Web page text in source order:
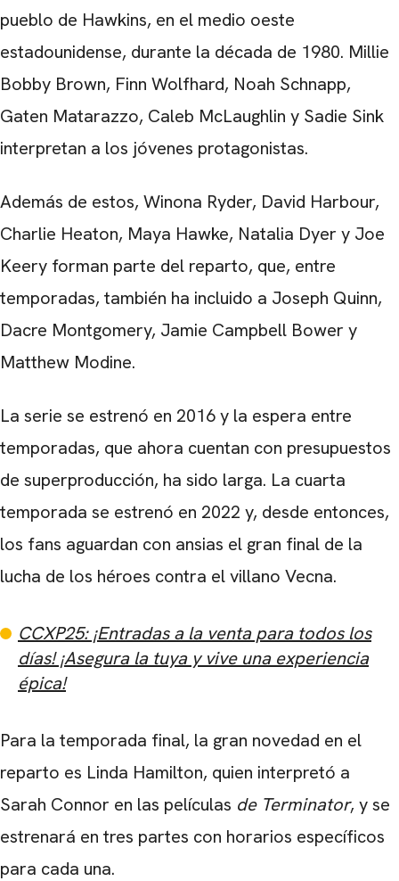
pueblo de Hawkins, en el medio oeste
estadounidense, durante la década de 1980. Millie
Bobby Brown, Finn Wolfhard, Noah Schnapp,
Gaten Matarazzo, Caleb McLaughlin y Sadie Sink
interpretan a los jóvenes protagonistas.
Además de estos, Winona Ryder, David Harbour,
Charlie Heaton, Maya Hawke, Natalia Dyer y Joe
Keery forman parte del reparto, que, entre
temporadas, también ha incluido a Joseph Quinn,
Dacre Montgomery, Jamie Campbell Bower y
Matthew Modine.
La serie se estrenó en 2016 y la espera entre
temporadas, que ahora cuentan con presupuestos
de superproducción, ha sido larga. La cuarta
temporada se estrenó en 2022 y, desde entonces,
los fans aguardan con ansias el gran final de la
lucha de los héroes contra el villano Vecna.
CCXP25: ¡Entradas a la venta para todos los
días! ¡Asegura la tuya y vive una experiencia
épica!
Para la temporada final, la gran novedad en el
reparto es Linda Hamilton, quien interpretó a
Sarah Connor en las películas de Terminator, y se
estrenará en tres partes con horarios específicos
para cada una.